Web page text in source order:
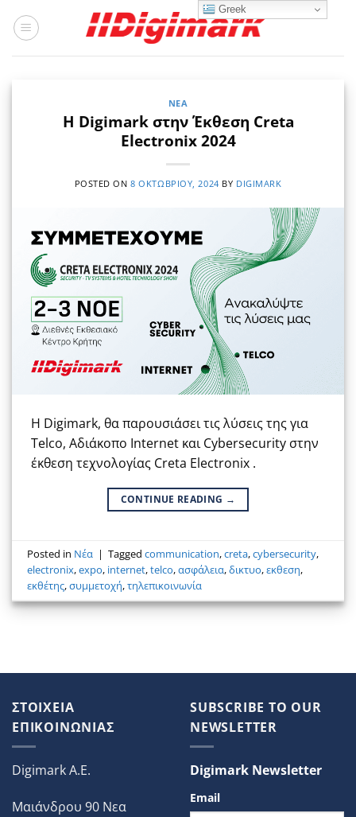
στο
ΝΈΑ
Η Digimark στην Έκθεση Creta
Electronix 2024
POSTED ON8 ΟΚΤΩΒΡΊΟΥ, 2024 BY DIGIMARK
Η Digimark, θα παρουσιάσει τις λύσεις της για
Telco, Αδιάκοπο Internet και Cybersecurity στην
έκθεση τεχνολογίας Creta Electronix .
CONTINUE READING →
Posted in Νέα | Taggedcommunication,creta,cybersecurity,
electronix,expo, internet,telco,ασφάλεια,δικτυο,εκθεση,
εκθέτης,συμμετοχή,τηλεπικοινωνία
ΣΤΟΙΧΕΙΑ
ΕΠΙΚΟΙΝΩΝΙΑΣ
Digimark A.E.
Μαιάνδρου 90 Νεα
SUBSCRIBE TO OUR
NEWSLETTER
Digimark Newsletter
Email
Greek